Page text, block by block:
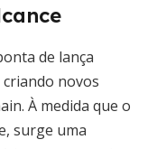
de lança
novos
À medida que o
surge uma